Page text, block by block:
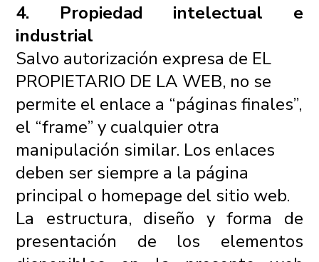
4. Propiedad intelectual e
industrial
Salvo autorización expresa de EL
PROPIETARIO DE LA WEB, no se
permite el enlace a “páginas finales”,
el “frame” y cualquier otra
manipulación similar. Los enlaces
deben ser siempre a la página
principal o homepage del sitio web.
La estructura, diseño y forma de
presentación de los elementos